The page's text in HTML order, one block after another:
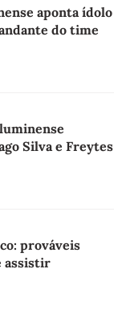
aponta ídolo
do time
Silva e Freytes
prováveis
assistir